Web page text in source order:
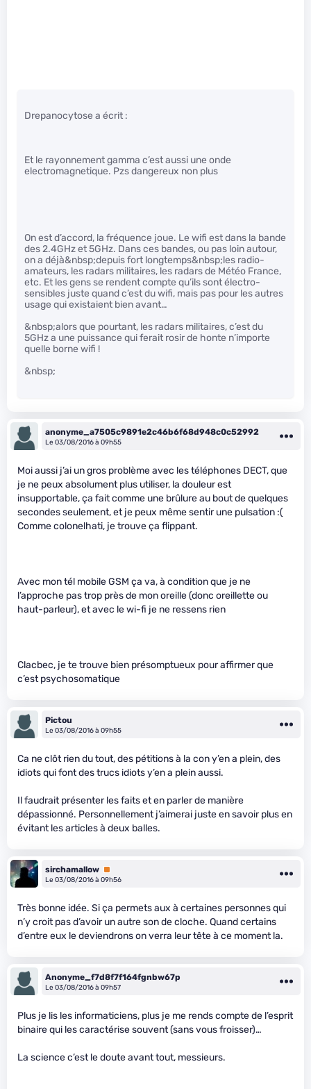
Drepanocytose a écrit :
Et le rayonnement gamma c’est aussi une onde
electromagnetique. Pzs dangereux non plus
On est d’accord, la fréquence joue. Le wifi est dans la bande
des 2.4GHz et 5GHz. Dans ces bandes, ou pas loin autour,
on a déjà&nbsp;depuis fort longtemps&nbsp;les radio-
amateurs, les radars militaires, les radars de Météo France,
etc. Et les gens se rendent compte qu’ils sont électro-
sensibles juste quand c’est du wifi, mais pas pour les autres
usage qui existaient bien avant…
&nbsp;alors que pourtant, les radars militaires, c’est du
5GHz a une puissance qui ferait rosir de honte n’importe
quelle borne wifi !
&nbsp;
anonyme_a7505c9891e2c46b6f68d948c0c52992
Le 03/08/2016 à 09h55
Moi aussi j’ai un gros problème avec les téléphones DECT, que
je ne peux absolument plus utiliser, la douleur est
insupportable, ça fait comme une brûlure au bout de quelques
secondes seulement, et je peux même sentir une pulsation :(
Comme colonelhati, je trouve ça flippant.
Avec mon tél mobile GSM ça va, à condition que je ne
l’approche pas trop près de mon oreille (donc oreillette ou
haut-parleur), et avec le wi-fi je ne ressens rien
Clacbec, je te trouve bien présomptueux pour affirmer que
c’est psychosomatique
Pictou
Le 03/08/2016 à 09h55
Ca ne clôt rien du tout, des pétitions à la con y’en a plein, des
idiots qui font des trucs idiots y’en a plein aussi.
Il faudrait présenter les faits et en parler de manière
dépassionné. Personnellement j’aimerai juste en savoir plus en
évitant les articles à deux balles.
sirchamallow Premium
Le 03/08/2016 à 09h56
Très bonne idée. Si ça permets aux à certaines personnes qui
n’y croit pas d’avoir un autre son de cloche. Quand certains
d’entre eux le deviendrons on verra leur tête à ce moment la.
Anonyme_f7d8f7f164fgnbw67p
Le 03/08/2016 à 09h57
Plus je lis les informaticiens, plus je me rends compte de l’esprit
binaire qui les caractérise souvent (sans vous froisser)…
La science c’est le doute avant tout, messieurs.